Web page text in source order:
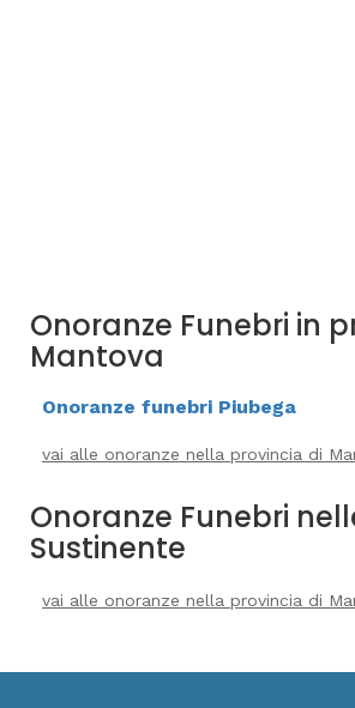
Onoranze Funebri in
Mantova
Onoranze funebri Piubega
vai alle onoranze nella provincia di
Onoranze Funebri
Sustinente
vai alle onoranze nella provincia di